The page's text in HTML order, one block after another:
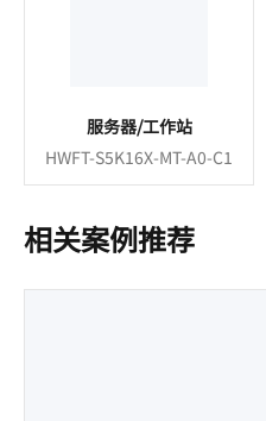
服务器/工作站
HWFT-S5K16X-MT-A0-C1
相关案例推荐